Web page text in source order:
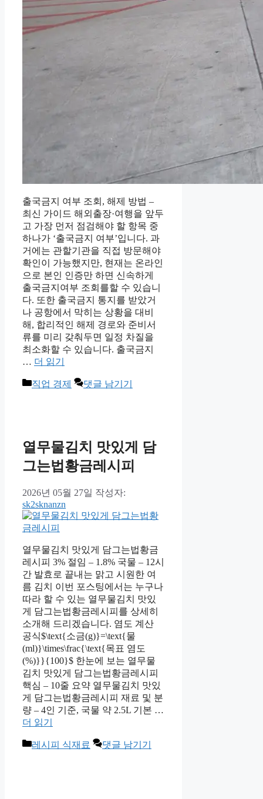
출국금지 여부 조회, 해제 방법 –
최신 가이드 해외출장·여행을 앞두
고 가장 먼저 점검해야 할 항목 중
하나가 ‘출국금지 여부’입니다. 과
거에는 관할기관을 직접 방문해야
확인이 가능했지만, 현재는 온라인
으로 본인 인증만 하면 신속하게
출국금지여부 조회를할 수 있습니
다. 또한 출국금지 통지를 받았거
나 공항에서 막히는 상황을 대비
해, 합리적인 해제 경로와 준비서
류를 미리 갖춰두면 일정 차질을
최소화할 수 있습니다. 출국금지
… 더 읽기
카
직업 경제 댓글 남기기
열무물김치 맛있게 담
그는법황금레시피
2026년 05월 27일 작성자:
sk2sknanzn
열무물김치 맛있게 담그는법황금
레시피 3% 절임 – 1.8% 국물 – 12시
간 발효로 끝내는 맑고 시원한 여
름 김치 이번 포스팅에서는 누구나
따라 할 수 있는 열무물김치 맛있
게 담그는법황금레시피를 상세히
소개해 드리겠습니다. 염도 계산
공식$\text{소금(g)}=\text{물
(ml)}\times\frac{\text{목표 염도
(%)}}{100}$ 한눈에 보는 열무물
김치 맛있게 담그는법황금레시피
핵심 – 10줄 요약 열무물김치 맛있
게 담그는법황금레시피 재료 및 분
량 – 4인 기준, 국물 약 2.5L 기본 …
더 읽기
카
레시피 식재료 댓글 남기기